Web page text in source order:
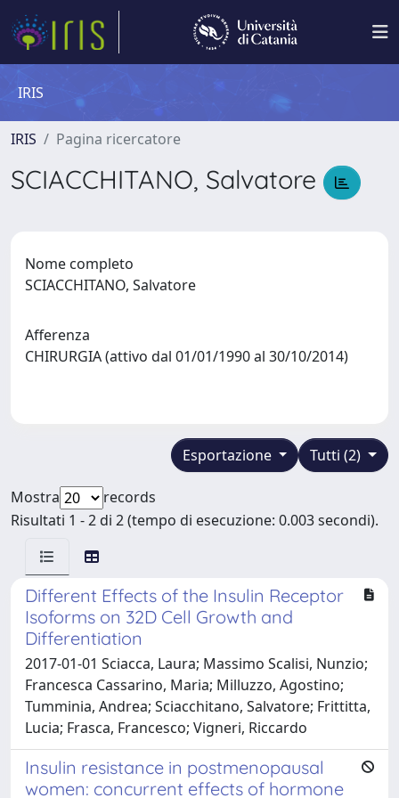
IRIS
IRIS Pagina ricercatore
SCIACCHITANO, Salvatore
Nome completo
SCIACCHITANO, Salvatore
Afferenza
CHIRURGIA (attivo dal 01/01/1990 al 30/10/2014)
Tutti (2)
Esportazione
Mostra
records
Risultati 1 - 2 di 2 (tempo di esecuzione: 0.003 secondi).
Different Effects of the Insulin Receptor
Isoforms on 32D Cell Growth and
Differentiation
2017-01-01 Sciacca, Laura; Massimo Scalisi, Nunzio;
Francesca Cassarino, Maria; Milluzzo, Agostino;
Tumminia, Andrea; Sciacchitano, Salvatore; Frittitta,
Lucia; Frasca, Francesco; Vigneri, Riccardo
Insulin resistance in postmenopausal
women: concurrent effects of hormone